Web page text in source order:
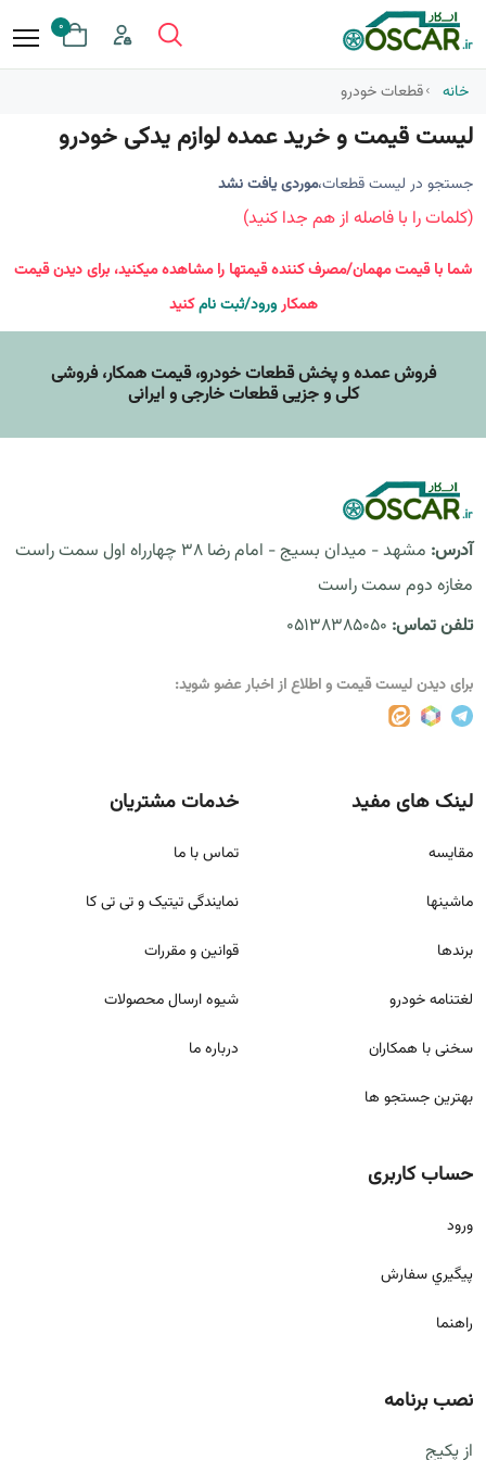
0
خانه قطعات خودرو
لیست قیمت و خرید عمده لوازم یدکی خودرو
جستجو در لیست قطعات،موردی یافت نشد
(کلمات را با فاصله از هم جدا کنید)
شما با قیمت مهمان/مصرف کننده قیمتها را مشاهده میکنید، برای دیدن قیمت
همکارورود/ثبت نامکنید
فروش عمده و پخش قطعات خودرو، قيمت همکار، فروشی
کلی و جزیی قطعات خارجی و ایرانی
آدرس:
مشهد - میدان بسیج - امام رضا 38 چهارراه اول سمت راست
مغازه دوم سمت راست
تلفن تماس: 05138385050
برای دیدن لیست قیمت و اطلاع از اخبار عضو شوید:
لینک های مفید
مقايسه
ماشینها
برندها
لغتنامه خودرو
سخنی با همکاران
بهترین جستجو ها
خدمات مشتریان
تماس با ما
نمایندگی تیتیک و تی تی کا
قوانين و مقررات
شيوه ارسال محصولات
درباره ما
حساب کاربری
ورود
پيگيري سفارش
راهنما
نصب برنامه
از پکیج